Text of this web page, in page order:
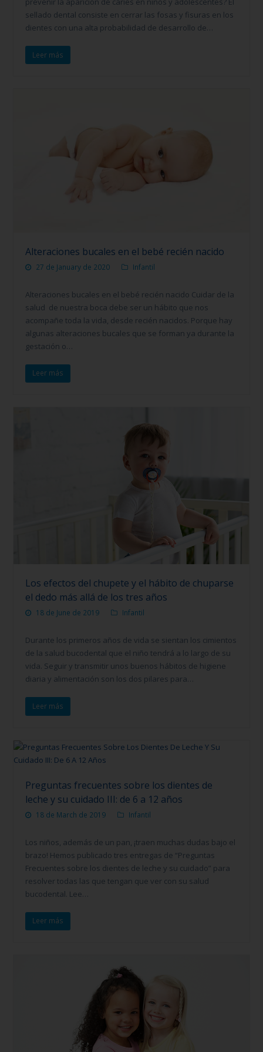
sellado dental consiste en cerrar las fosas y fisuras en los
dientes con una alta probabilidad de desarrollo de…
Leer más
Alteraciones bucales en el bebé recién nacido
27 de January de 2020 Infantil
Alteraciones bucales en el bebé recién nacido Cuidar de la
salud de nuestra boca debe ser un hábito que nos
acompañe toda la vida, desde recién nacidos. Porque hay
algunas alteraciones bucales que se forman ya durante la
gestación o…
Leer más
Los efectos del chupete y el hábito de chuparse
el dedo más allá de los tres años
18 de June de 2019 Infantil
Durante los primeros años de vida se sientan los cimientos
de la salud bucodental que el niño tendrá a lo largo de su
vida. Seguir y transmitir unos buenos hábitos de higiene
diaria y alimentación son los dos pilares para…
Leer más
Preguntas frecuentes sobre los dientes de
leche y su cuidado III: de 6 a 12 años
18 de March de 2019 Infantil
Los niños, además de un pan, ¡traen muchas dudas bajo el
brazo! Hemos publicado tres entregas de “Preguntas
Frecuentes sobre los dientes de leche y su cuidado” para
resolver todas las que tengan que ver con su salud
bucodental. Lee…
Leer más